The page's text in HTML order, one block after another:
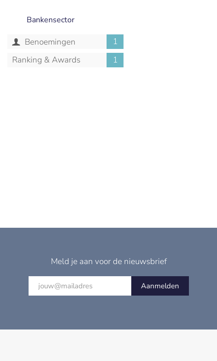
Bankensector
Benoemingen
1
Ranking & Awards
1
Meld je aan voor de nieuwsbrief
Aanmelden